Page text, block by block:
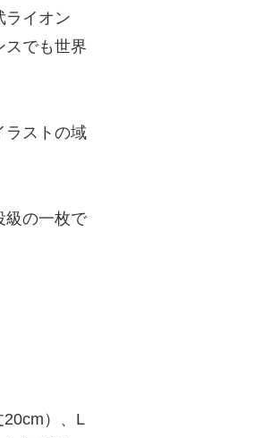
ライオン
スでも世界
ラストの域
級の一枚で
）、L